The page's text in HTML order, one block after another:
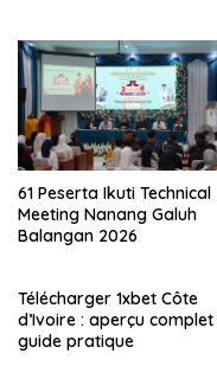
61 Peserta Ikuti Technical
Meeting Nanang Galuh
Balangan 2026
Télécharger 1xbet Côte
d’Ivoire : aperçu
guide pratique